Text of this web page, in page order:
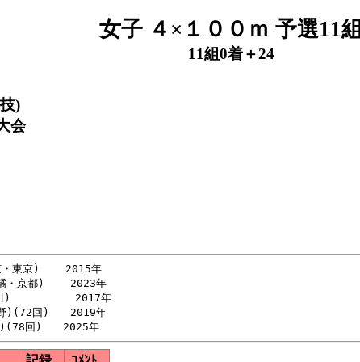
女子 ４×１００ｍ 予選11組
11組0着＋24
)
会
・東京)    2015年
・京都)    2023年
川)          2017年
回)　　2019年